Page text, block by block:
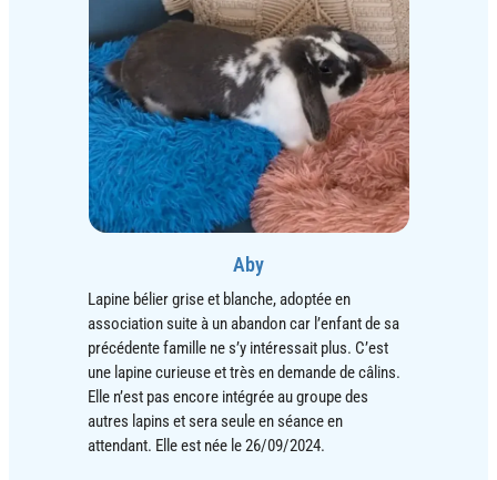
Aby
Lapine bélier grise et blanche, adoptée en
association suite à un abandon car l’enfant de sa
précédente famille ne s’y intéressait plus. C’est
une lapine curieuse et très en demande de câlins.
Elle n’est pas encore intégrée au groupe des
autres lapins et sera seule en séance en
attendant. Elle est née le 26/09/2024.